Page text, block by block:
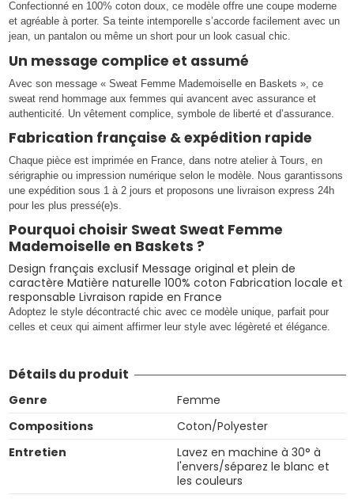
Confectionné en 100% coton doux, ce modèle offre une coupe moderne
et agréable à porter. Sa teinte intemporelle s’accorde facilement avec un
jean, un pantalon ou même un short pour un look casual chic.
Un message complice et assumé
Avec son message « Sweat Femme Mademoiselle en Baskets », ce
sweat rend hommage aux femmes qui avancent avec assurance et
authenticité. Un vêtement complice, symbole de liberté et d’assurance.
Fabrication française & expédition rapide
Chaque pièce est imprimée en France, dans notre atelier à Tours, en
sérigraphie ou impression numérique selon le modèle. Nous garantissons
une expédition sous 1 à 2 jours et proposons une livraison express 24h
pour les plus pressé(e)s.
Pourquoi choisir Sweat Sweat Femme
Mademoiselle en Baskets ?
Design français exclusif Message original et plein de
caractère Matière naturelle 100% coton Fabrication locale et
responsable Livraison rapide en France
Adoptez le style décontracté chic avec ce modèle unique, parfait pour
celles et ceux qui aiment affirmer leur style avec légèreté et élégance.
Détails du produit
Genre
Femme
Compositions
Coton/Polyester
Entretien
Lavez en machine à 30° à
l'envers/séparez le blanc et
les couleurs